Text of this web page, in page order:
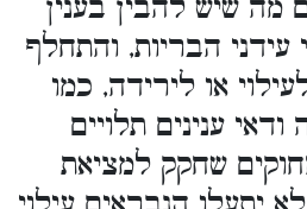
מה שיש להבין בענין
עידני הבריות, והתחלף
או לירידה, כמו
ענינים תלויים
שחקק למציאת